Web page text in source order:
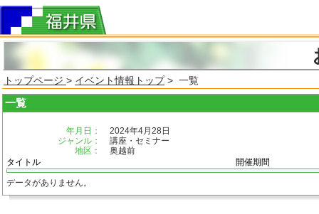
トップページ > イベント情報トップ> 一覧
一覧
年月日：
2024年4月28日
ジャンル：
講座・セミナー
地区：
奥越前
タイトル
開催期間
データがありません。